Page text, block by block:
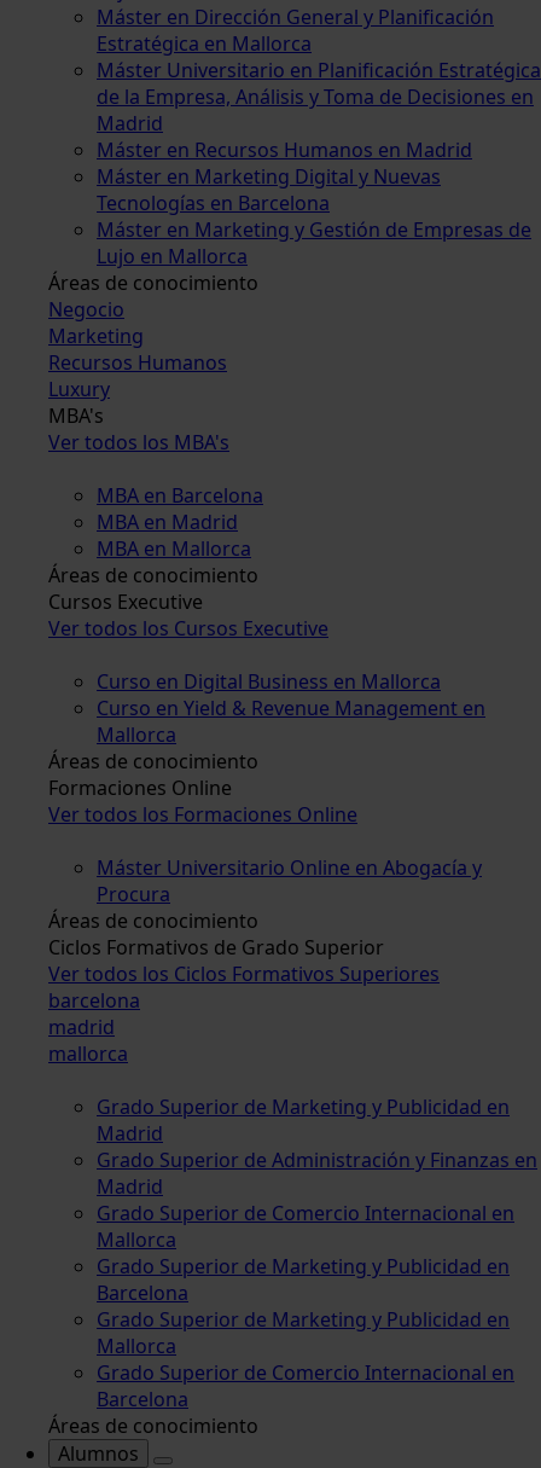
Máster en Dirección General y Planificación
Estratégica en Mallorca
Máster Universitario en Planificación Estratégica
de la Empresa, Análisis y Toma de Decisiones en
Madrid
Máster en Recursos Humanos en Madrid
Máster en Marketing Digital y Nuevas
Tecnologías en Barcelona
Máster en Marketing y Gestión de Empresas de
Lujo en Mallorca
Áreas de conocimiento
Negocio
Marketing
Recursos Humanos
Luxury
MBA's
Ver todos los MBA's
MBA en Barcelona
MBA en Madrid
MBA en Mallorca
Áreas de conocimiento
Cursos Executive
Ver todos los Cursos Executive
Curso en Digital Business en Mallorca
Curso en Yield & Revenue Management en
Mallorca
Áreas de conocimiento
Formaciones Online
Ver todos los Formaciones Online
Máster Universitario Online en Abogacía y
Procura
Áreas de conocimiento
Ciclos Formativos de Grado Superior
Ver todos los Ciclos Formativos Superiores
barcelona
madrid
mallorca
Grado Superior de Marketing y Publicidad en
Madrid
Grado Superior de Administración y Finanzas en
Madrid
Grado Superior de Comercio Internacional en
Mallorca
Grado Superior de Marketing y Publicidad en
Barcelona
Grado Superior de Marketing y Publicidad en
Mallorca
Grado Superior de Comercio Internacional en
Barcelona
Áreas de conocimiento
Alumnos